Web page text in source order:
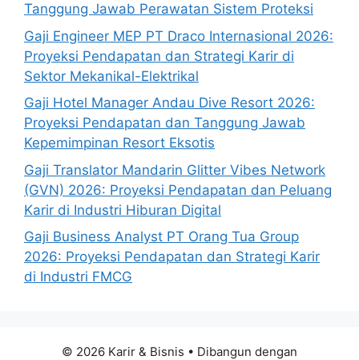
Tanggung Jawab Perawatan Sistem Proteksi
Gaji Engineer MEP PT Draco Internasional 2026:
Proyeksi Pendapatan dan Strategi Karir di
Sektor Mekanikal-Elektrikal
Gaji Hotel Manager Andau Dive Resort 2026:
Proyeksi Pendapatan dan Tanggung Jawab
Kepemimpinan Resort Eksotis
Gaji Translator Mandarin Glitter Vibes Network
(GVN) 2026: Proyeksi Pendapatan dan Peluang
Karir di Industri Hiburan Digital
Gaji Business Analyst PT Orang Tua Group
2026: Proyeksi Pendapatan dan Strategi Karir
di Industri FMCG
© 2026 Karir & Bisnis • Dibangun dengan